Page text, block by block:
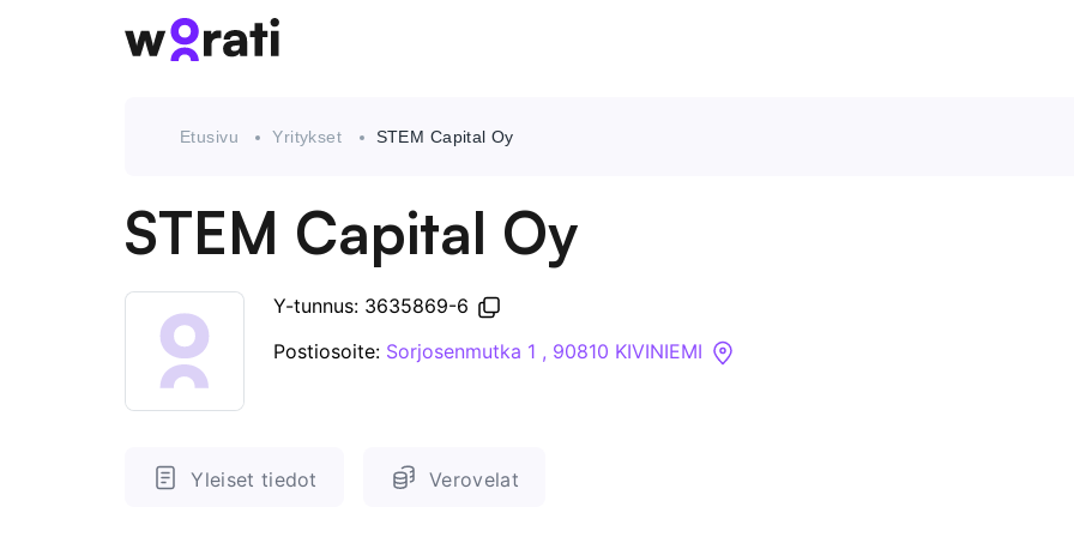
Etusivu Yritykset STEM Capital Oy
STEM Capital Oy
Y-tunnus: 3635869-6
Postiosoite: Sorjosenmutka 1 , 90810 KIVINIEMI
Yleiset tiedot Verovelat